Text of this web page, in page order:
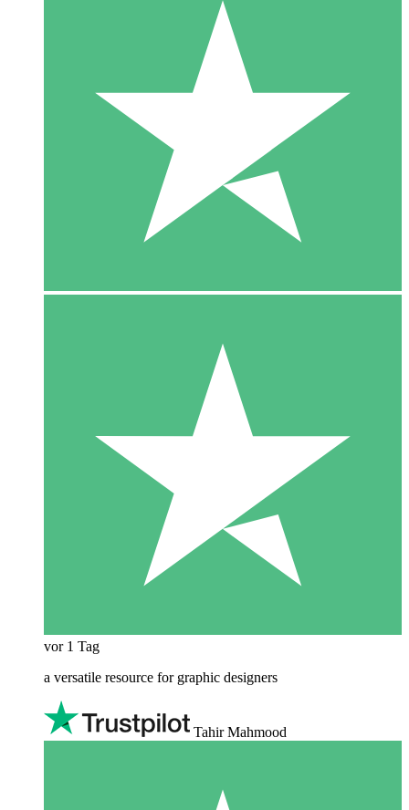
vor 1 Tag
a versatile resource for graphic designers
Tahir Mahmood